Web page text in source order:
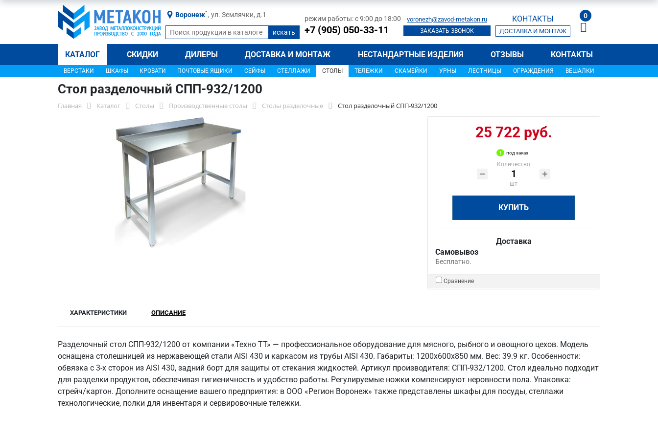
Воронеж , ул. Землячки, д.1 режим работы: с 9:00 до 18:00
+7 (905) 050-33-11
voronezh@zavod-metakon.ru
ЗАКАЗАТЬ ЗВОНОК
КОНТАКТЫ
ДОСТАВКА И МОНТАЖ
0
КАТАЛОГ СКИДКИ ДИЛЕРЫ ДОСТАВКА И МОНТАЖ НЕСТАНДАРТНЫЕ ИЗДЕЛИЯ ОТЗЫВЫ КОНТАКТЫ
ВЕРСТАКИ ШКАФЫ КРОВАТИ ПОЧТОВЫЕ ЯЩИКИ СЕЙФЫ СТЕЛЛАЖИ СТОЛЫ ТЕЛЕЖКИ СКАМЕЙКИ УРНЫ ЛЕСТНИЦЫ ОГРАЖДЕНИЯ ВЕШАЛКИ
Стол разделочный СПП-932/1200
Главная Каталог Столы Производственные столы Столы разделочные Стол разделочный СПП-932/1200
25 722 руб.
под заказ
Количество
шт
КУПИТЬ
Доставка
Самовывоз
Бесплатно.
Сравнение
ХАРАКТЕРИСТИКИ ОПИСАНИЕ
Разделочный стол СПП-932/1200 от компании «Техно ТТ» — профессиональное оборудование для мясного, рыбного и овощного цехов. Модель
оснащена столешницей из нержавеющей стали AISI 430 и каркасом из трубы AISI 430. Габариты: 1200x600x850 мм. Вес: 39.9 кг. Особенности:
обвязка с 3-х сторон из AISI 430, задний борт для защиты от стекания жидкостей. Артикул производителя: СПП-932/1200. Стол идеально подходит
для разделки продуктов, обеспечивая гигиеничность и удобство работы. Регулируемые ножки компенсируют неровности пола. Упаковка:
стрейч/картон. Дополните оснащение вашего предприятия: в ООО «Регион Воронеж» также представлены шкафы для посуды, стеллажи
технологические, полки для инвентаря и сервировочные тележки.